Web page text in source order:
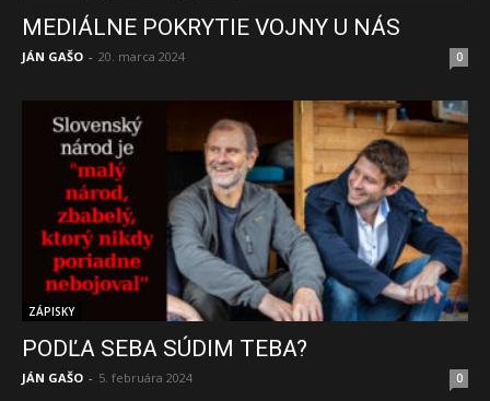
MEDIÁLNE POKRYTIE VOJNY U NÁS
JÁN GAŠO - 20. marca 2024 0
ZÁPISKY
PODĽA SEBA SÚDIM TEBA?
JÁN GAŠO - 5. februára 2024 0